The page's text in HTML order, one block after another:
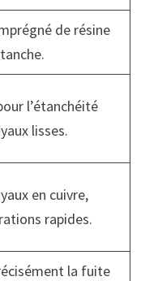
de résine
l’étanchéité
lisses.
en cuivre,
rapides.
la fuite